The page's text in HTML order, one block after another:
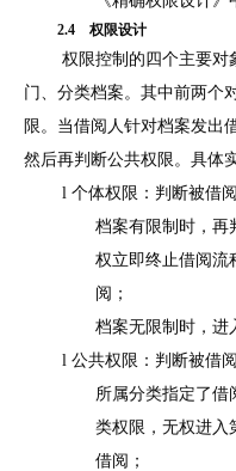
2.4 权限设计
权限控制的四个主要对
门、分类档案。其中前两个
限。当借阅人针对档案发出
然后再判断公共权限。具体
l 个体权限：判断被借
档案有限制时，再
权立即终止借阅流
阅；
档案无限制时，进
l 公共权限：判断被借
所属分类指定了借
类权限，无权进入
借阅；